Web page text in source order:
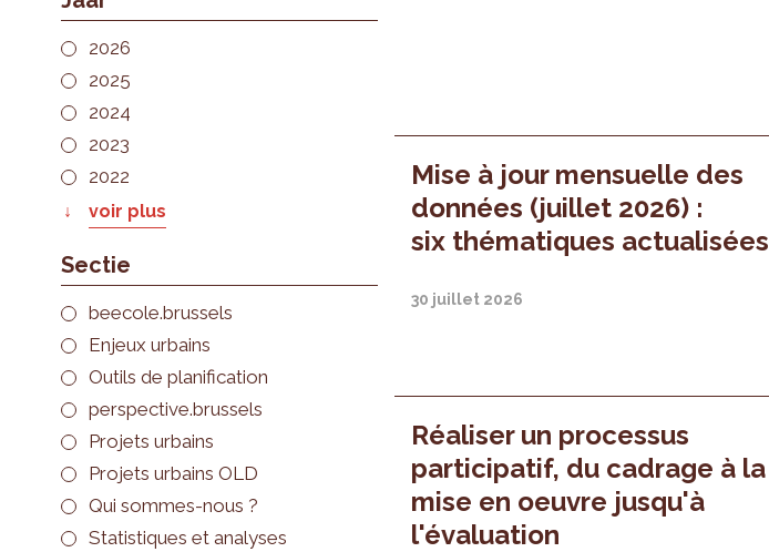
2026
2025
2024
2023
2022
voir plus
Sectie
beecole.brussels
Enjeux urbains
Outils de planification
perspective.brussels
Projets urbains
Projets urbains OLD
Qui sommes-nous ?
Statistiques et analyses
Mise à jour mensuelle des
données (juillet 2026) :
six thématiques actualisées
30 juillet 2026
Réaliser un processus
participatif, du cadrage à la
mise en oeuvre jusqu'à
l'évaluation